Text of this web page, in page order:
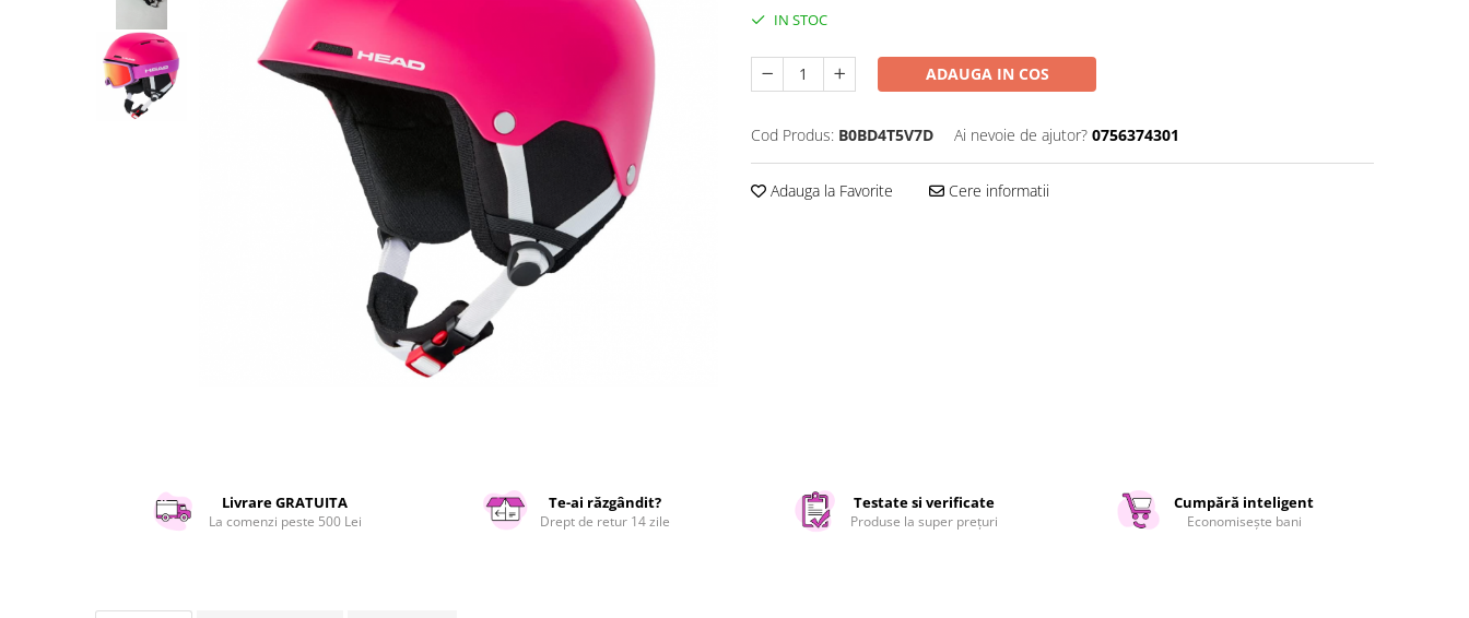
Casa, Gradina & Bricolaj
Accesorii usi
Bucatarie & Servire
Curatenie si intretinere
Scule electrice si unelte
Silicon, spume si solutii tehnice
Uscatoare rufe
IN STOC
ADAUGA IN COS
Cod Produs: B0BD4T5V7D Ai nevoie de ajutor? 0756374301
Adauga la Favorite Cere informatii
Livrare GRATUITA
La comenzi peste 500 Lei
Te-ai răzgândit?
Drept de retur 14 zile
Testate si verificate
Produse la super prețuri
Cumpără inteligent
Economisește bani